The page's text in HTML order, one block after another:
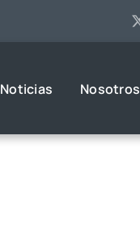
Noticias Nosotros